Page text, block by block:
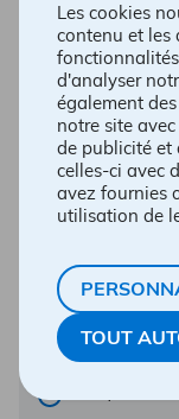
Les cookies
contenu et les
d'analyser
également
notre site
de publicité et
celles-ci avec
avez fournies
utilisation de
TOUT
PRENDRE
CHOISIR
Bouchard
3121,
Montréal
514 255-
514 255-
Calcium
Pendant la
emmagasiné